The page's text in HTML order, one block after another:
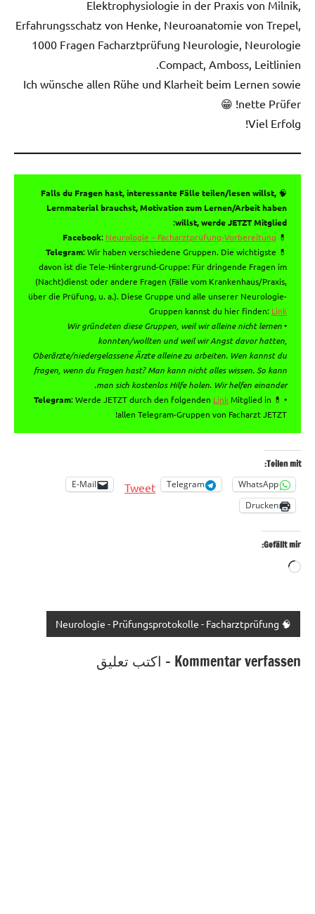
Elektrophysiologie in der Praxis von Milnik,
Erfahrungsschatz von Henke, Neuroanatomie von Trepel,
1000 Fragen Facharztprüfung Neurologie, Neurologie
Compact, Amboss, Leitlinien.
Ich wünsche allen Rühe und Klarheit beim Lernen sowie
nette Prüfer! 😁
Viel Erfolg!
🧠
Falls du Fragen hast, interessante Fälle teilen/lesen willst,
Lernmaterial brauchst, Motivation zum Lernen/Arbeit haben
willst, werde JETZT Mitglied
:
💊
Facebook: Neurologie – Facharztprüfung-Vorbereitung
💊
Telegram: Wir haben verschiedene Gruppen. Die wichtigste
davon ist die Tele-Hintergrund-Gruppe: Für dringende Fragen im
(Nacht)dienst oder andere Fragen (Fälle vom Krankenhaus/Praxis,
über die Prüfung, u. a.). Diese Gruppe und alle unserer Neurologie-
Gruppen kannst du hier finden: Link
•
Wir gründeten diese Gruppen, weil wir alleine nicht lernen
konnten/wollten und weil wir Angst davor hatten,
Oberärzte/niedergelassene Ärzte alleine zu arbeiten. Wen kannst du
fragen, wenn du Fragen hast? Man kann nicht alles wissen. So kann
man sich kostenlos Hilfe holen. Wir helfen einander
.
• 💊
Telegram: Werde JETZT durch den folgenden LinkMitglied in
allen Telegram-Gruppen von Facharzt JETZT!
Teilen mit:
WhatsApp
Telegram
Tweet
E-Mail
Drucken
Gefällt mir:
Wird
🧠 Neurologie - Prüfungsprotokolle - Facharztprüfung
Kommentar verfassen - اكتب تعليق